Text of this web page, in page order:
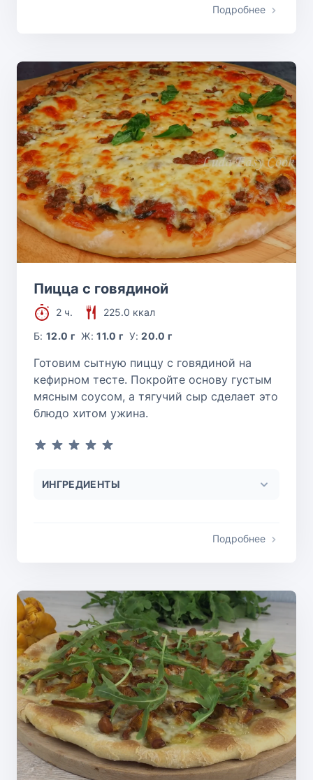
Подробнее
Пицца с говядиной
2 ч.
225.0 ккал
Б:12.0 г Ж:11.0 г У:20.0 г
Готовим сытную пиццу с говядиной на
кефирном тесте. Покройте основу густым
мясным соусом, а тягучий сыр сделает это
блюдо хитом ужина.
ИНГРЕДИЕНТЫ
Подробнее